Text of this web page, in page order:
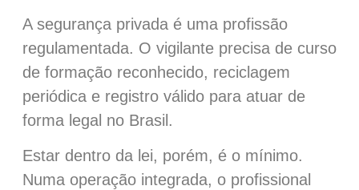
A segurança privada é uma profissão
regulamentada. O vigilante precisa de curso
de formação reconhecido, reciclagem
periódica e registro válido para atuar de
forma legal no Brasil.
Estar dentro da lei, porém, é o mínimo.
Numa operação integrada, o profissional